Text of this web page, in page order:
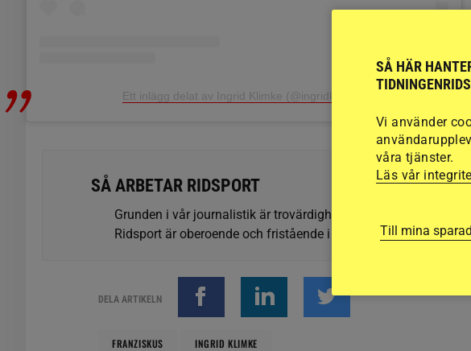
Ett inlägg delat av Ingrid Klimke (@ingridklimke)
SÅ ARBETAR RIDSPORT
Grunden i vår journalistik är trovärdighet och opartiskhet. Det
Ridsport är oberoende och fristående i förhållande till
DELA ARTIKELN
FRANZISKUS INGRID KLIMKE
SÅ HÄR
Vi använder
våra tjänster.
Läs vår
Till mina